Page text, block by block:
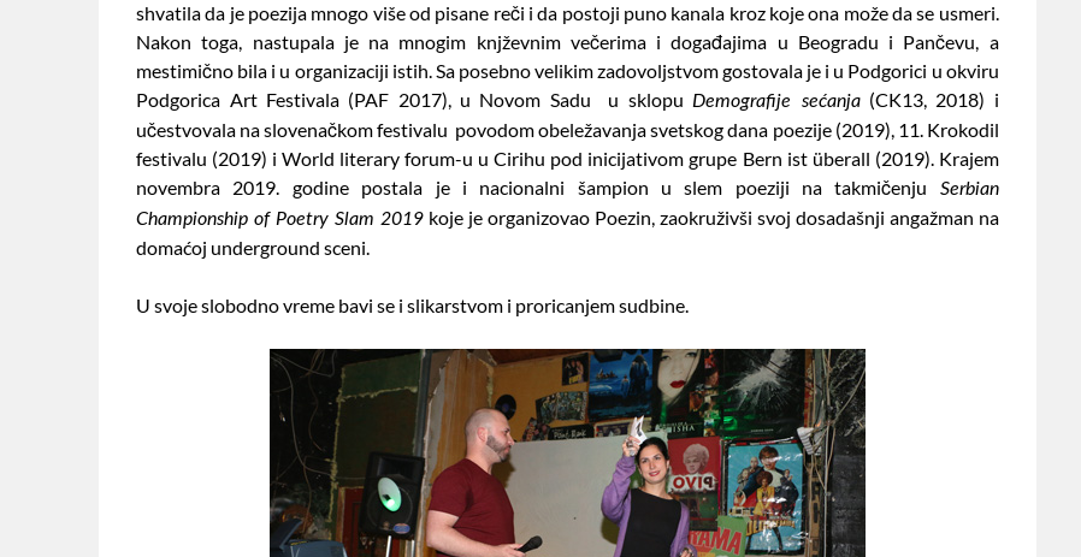
shvatila da je poezija mnogo više od pisane reči i da postoji puno kanala kroz koje ona može da se usmeri.
Nakon toga, nastupala je na mnogim knjževnim večerima i događajima u Beogradu i Pančevu, a
mestimično bila i u organizaciji istih. Sa posebno velikim zadovoljstvom gostovala je i u Podgorici u okviru
Podgorica Art Festivala (PAF 2017), u Novom Sadu u sklopu Demografije sećanja(CK13, 2018) i
učestvovala na slovenačkom festivalu povodom obeležavanja svetskog dana poezije (2019), 11. Krokodil
festivalu (2019) i World literary forum-u u Cirihu pod inicijativom grupe Bern ist überall (2019). Krajem
novembra 2019. godine postala je i nacionalni šampion u slem poeziji na takmičenju
Serbian
Championship of Poetry Slam 2019 koje je organizovao Poezin, zaokruživši svoj dosadašnji angažman na
domaćoj underground sceni.
U svoje slobodno vreme bavi se i slikarstvom i proricanjem sudbine.